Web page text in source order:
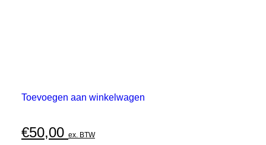
Toevoegen aan winkelwagen
€50,00 ex. BTW